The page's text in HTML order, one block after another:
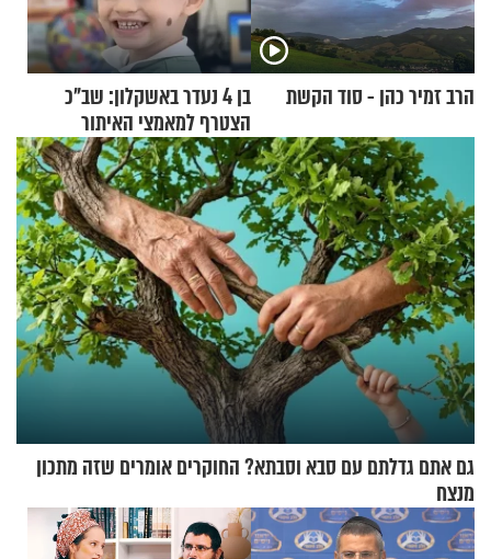
הרב זמיר כהן - סוד הקשת
בן 4 נעדר באשקלון: שב"כ
הצטרף למאמצי האיתור
גם אתם גדלתם עם סבא וסבתא? החוקרים אומרים שזה מתכון
מנצח